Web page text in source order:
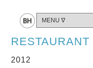
RESTAURANT
2012